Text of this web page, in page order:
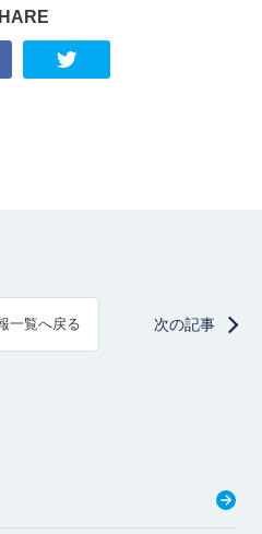
一覧へ戻る 次の記事